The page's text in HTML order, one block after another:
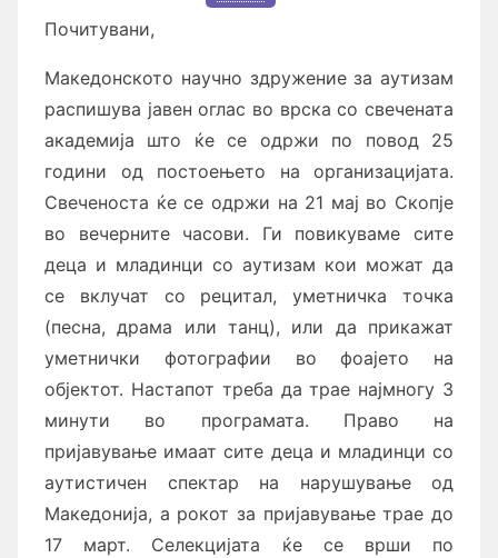
Почитувани,
Македонското научно здружение за аутизам
распишува јавен оглас во врска со свечената
академија што ќе се одржи по повод 25
години од постоењето на организацијата.
Свеченоста ќе се одржи на 21 мај во Скопје
во вечерните часови. Ги повикуваме сите
деца и младинци со аутизам кои можат да
се вклучат со рецитал, уметничка точка
(песна, драма или танц), или да прикажат
уметнички фотографии во фоајето на
објектот. Настапот треба да трае најмногу 3
минути во програмата. Право на
пријавување имаат сите деца и младинци со
аутистичен спектар на нарушување од
Македонија, а рокот за пријавување трае до
17 март. Селекцијата ќе се врши по